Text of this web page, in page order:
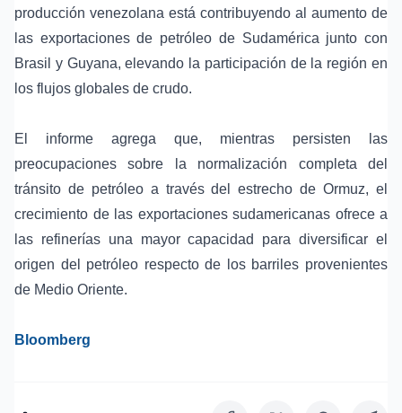
producción venezolana está contribuyendo al aumento de
las exportaciones de petróleo de Sudamérica junto con
Brasil y Guyana, elevando la participación de la región en
los flujos globales de crudo.
El informe agrega que, mientras persisten las
preocupaciones sobre la normalización completa del
tránsito de petróleo a través delestrecho de Ormuz, el
crecimiento de las exportaciones sudamericanas ofrece a
las refinerías una mayor capacidad para diversificar el
origen del petróleo respecto de los barriles provenientes
de Medio Oriente.
Bloomberg